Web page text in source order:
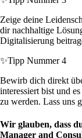
Zeige deine
dir nachhaltige
Digitalisierung
✨Tipp Nummer 4
Bewirb dich direkt
interessiert bist und
zu werden. Lass uns
Wir glauben, dass
Manager and